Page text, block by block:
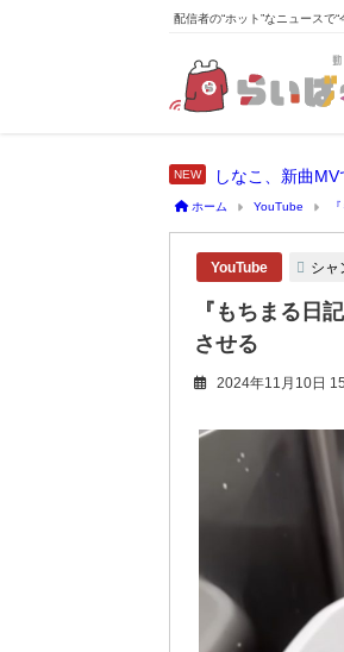
配信者の“ホット”なニュースで“
しなこ、新曲
ホーム YouTube
YouTube シャ
『もちまる日
させる
2024年11月10日